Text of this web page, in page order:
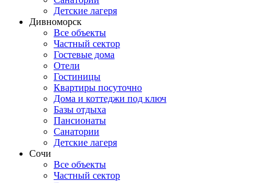
Детские лагеря
Дивноморск
Все объекты
Частный сектор
Гостевые дома
Отели
Гостиницы
Квартиры посуточно
Дома и коттеджи под ключ
Базы отдыха
Пансионаты
Санатории
Детские лагеря
Сочи
Все объекты
Частный сектор